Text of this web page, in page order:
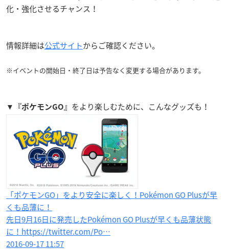
化・強化させるチャンス！
情報詳細は公式サイトからご確認ください。
※イベントの開始日・終了日は予告なく変更する場合があります。
▼ 『ポケモンGO』 をより楽しむために、こんなグッズも！
「ポケモンGO」をより安全に楽しく！Pokémon GO Plus​が早
くも品薄に！
先日9月16日に発売したPokémon GO Plusが早くも品薄状態
に！https://twitter.com/Po…
2016-09-17 11:57